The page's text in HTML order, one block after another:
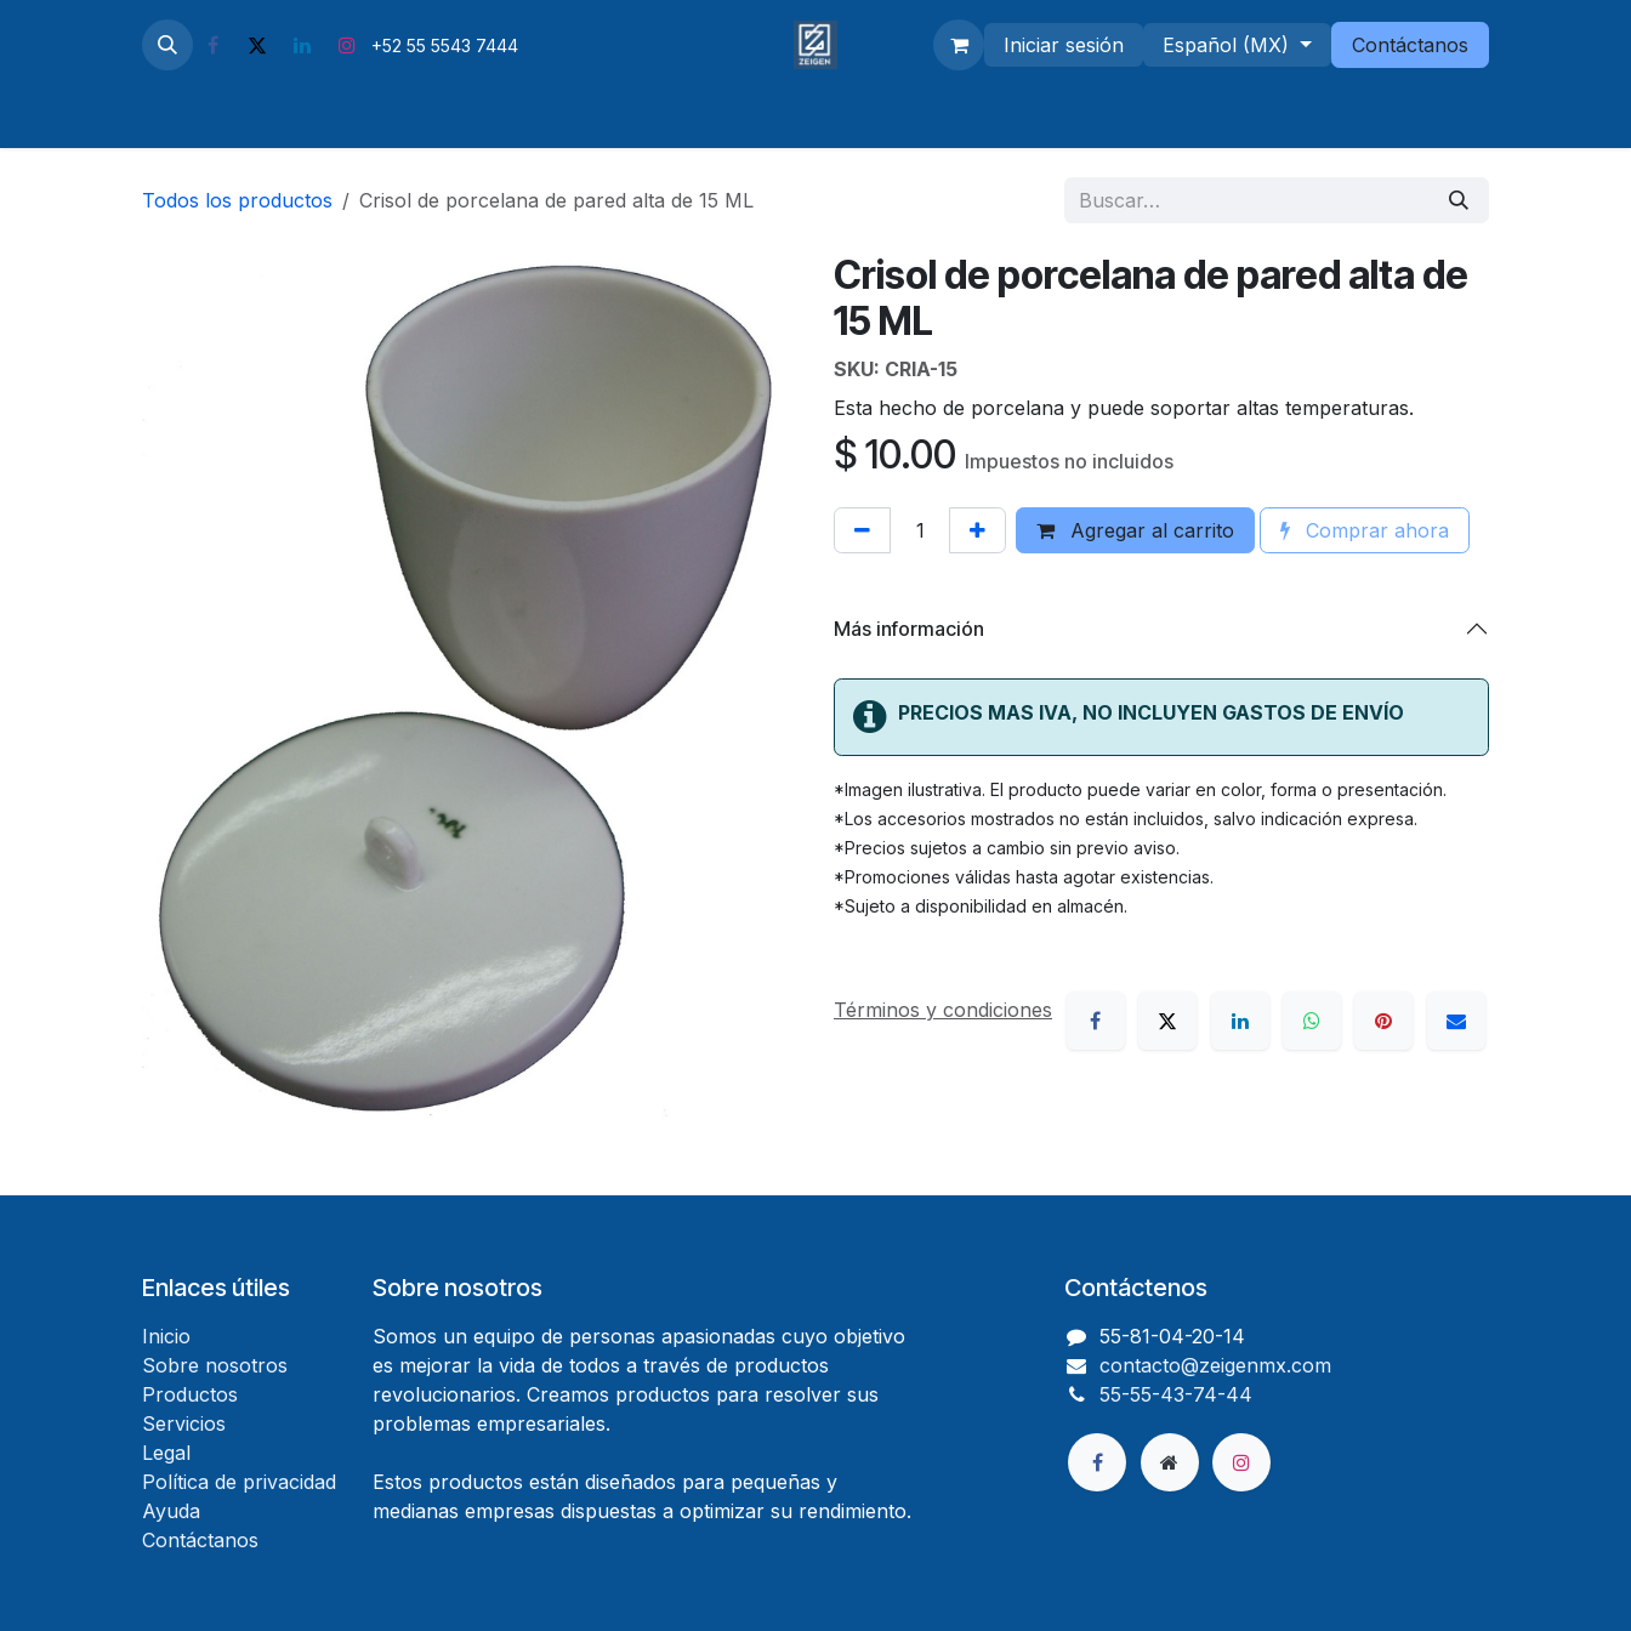
+52 55 5543 7444 Iniciar sesión Español (MX) Contáctanos
Todos los productos Crisol de porcelana de pared alta de 15 ML
Crisol de porcelana de pared alta de
15 ML
SKU: CRIA-15
Esta hecho de porcelana y puede soportar altas temperaturas.
$10.00 Impuestos no incluidos
Agregar al carrito Comprar ahora
Más información
PRECIOS MAS IVA, NO INCLUYEN GASTOS DE ENVÍO
*Imagen ilustrativa. El producto puede variar en color, forma o presentación.
*Los accesorios mostrados no están incluidos, salvo indicación expresa.
*Precios sujetos a cambio sin previo aviso.
*Promociones válidas hasta agotar existencias.
*Sujeto a disponibilidad en almacén.
Términos y condiciones
Enlaces útiles
Inicio
Sobre nosotros
Productos
Servicios
Legal
Política de privacidad
Ayuda
Contáctanos
Sobre nosotros
Somos un equipo de personas apasionadas cuyo objetivo
es mejorar la vida de todos a través de productos
revolucionarios. Creamos productos para resolver sus
problemas empresariales.
Estos productos están diseñados para pequeñas y
medianas empresas dispuestas a optimizar su rendimiento.
Contáctenos
55-81-04-20-14
contacto@zeigenmx.com
55-55-43-74-44